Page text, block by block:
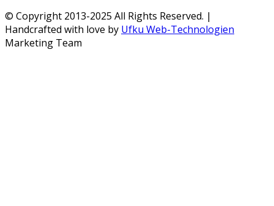
© Copyright 2013-2025 All Rights Reserved. |
Handcrafted with love by Ufku Web-Technologien
Marketing Team